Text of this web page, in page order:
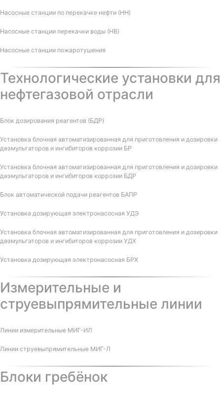
Насосные станции по перекачке нефти (НН)
Насосные станции перекачки воды (НВ)
Насосные станции пожаротушения
Технологические установки для
нефтегазовой отрасли
Блок дозирования реагентов (БДР)
Установка блочная автоматизированная для приготовления и дозировки
деэмульгаторов и ингибиторов коррозии БР
Установка блочная автоматизированная для приготовления и дозировки
деэмульгаторов и ингибиторов коррозии БДР
Блок автоматической подачи реагентов БАПР
Установка дозирующая электронасосная УДЭ
Установка блочная автоматизированная для приготовления и дозировки
деэмульгаторов и ингибиторов коррозии УДХ
Установка дозирующая электронасосная БРХ
Измерительные и
струевыпрямительные линии
Линии измерительные МИГ-ИЛ
Линии струевыпрямительные МИГ-Л
Блоки гребёнок